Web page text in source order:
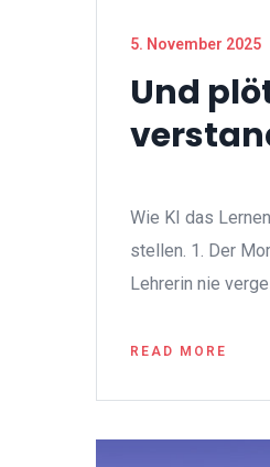
5. November 2025
Und
Wie KI das
stellen. 1. Der
Lehrerin nie
READ MORE